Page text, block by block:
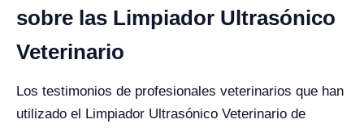
sobre las Limpiador Ultrasónico
Veterinario
Los testimonios de profesionales veterinarios que han
utilizado el Limpiador Ultrasónico Veterinario de